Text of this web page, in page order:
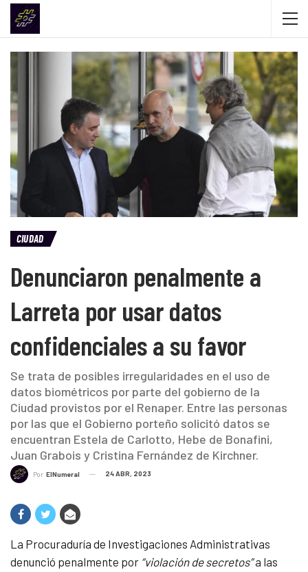
CIUDAD
Denunciaron penalmente a
Larreta por usar datos
confidenciales a su favor
Se trata de posibles irregularidades en el uso de
datos biométricos por parte del gobierno de la
Ciudad provistos por el Renaper. Entre las personas
por las que el Gobierno porteño solicitó datos se
encuentran Estela de Carlotto, Hebe de Bonafini,
Juan Grabois y Cristina Fernández de Kirchner.
Por ElNumeral 24 ABR, 2023
La Procuraduría de Investigaciones Administrativas
denunció penalmente por “violación de secretos”a las